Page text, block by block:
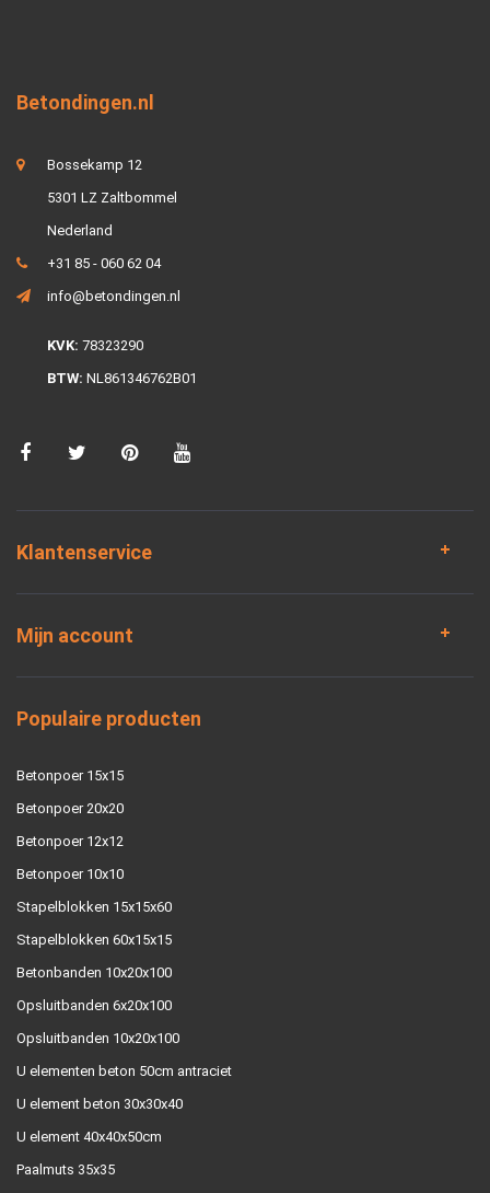
Betondingen.nl
Bossekamp 12
5301 LZ Zaltbommel
Nederland
+31 85 - 060 62 04
info@betondingen.nl
KVK: 78323290
BTW: NL861346762B01
Klantenservice
Mijn account
Populaire producten
Betonpoer 15x15
Betonpoer 20x20
Betonpoer 12x12
Betonpoer 10x10
Stapelblokken 15x15x60
Stapelblokken 60x15x15
Betonbanden 10x20x100
Opsluitbanden 6x20x100
Opsluitbanden 10x20x100
U elementen beton 50cm antraciet
U element beton 30x30x40
U element 40x40x50cm
Paalmuts 35x35